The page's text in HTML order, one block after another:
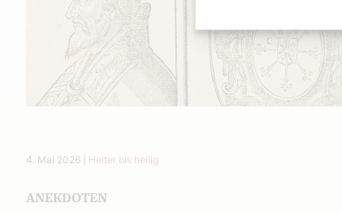
4. Mai 2026 Heiter bis heilig
ANEKDOTEN